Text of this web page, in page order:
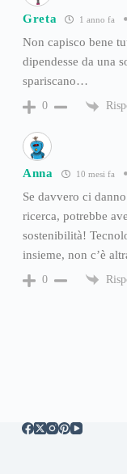
Greta 1 anno fa
Non capisco bene
dipendesse da una
spariscano…
0
Anna 10 mesi fa
Se davvero ci
ricerca, potrebbe
sostenibilità!
insieme, non c’è
0